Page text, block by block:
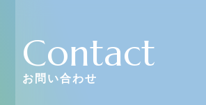
Contact
お問い合わせ